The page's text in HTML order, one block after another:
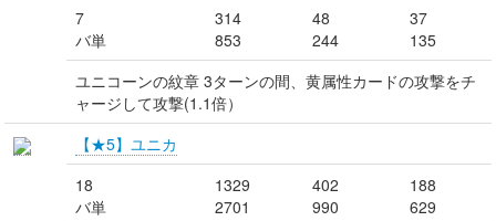
7
バ単
314
853
48
244
37
135
ユニコーンの紋章 3ターンの間、黄属性カードの攻撃をチ
ャージして攻撃(1.1倍）
【★5】ユニカ
18
バ単
1329
2701
402
990
188
629